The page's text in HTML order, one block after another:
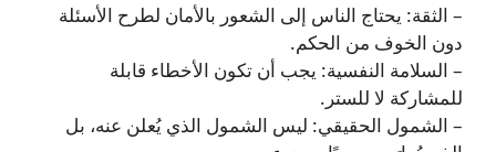
– الثقة: يحتاج الناس إلى الشعور بالأمان لطرح الأسئلة
دون الخوف من الحكم.
– السلامة النفسية: يجب أن تكون الأخطاء قابلة
للمشاركة لا للستر.
– الشمول الحقيقي: ليس الشمول الذي يُعلن عنه، بل